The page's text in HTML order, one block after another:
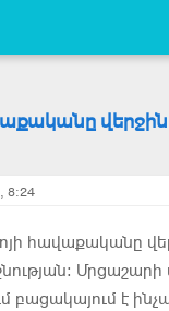
8:24
հավաքականը
բացակայում է